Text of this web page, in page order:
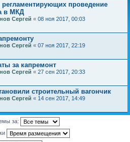
регламентирующих проведение
в МКД
Сергей « 08 ноя 2017, 00:03
Сергей « 07 ноя 2017, 22:19
за капремонт
Сергей « 27 сен 2017, 20:33
строительный вагончик
Сергей « 14 сен 2017, 14:49
за: